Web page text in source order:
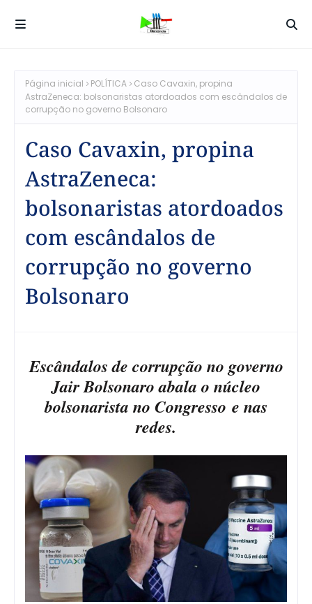
Página inicial POLÍTICA
Caso Cavaxin, propina
AstraZeneca: bolsonaristas atordoados com escândalos de
corrupção no governo Bolsonaro
Caso Cavaxin, propina
AstraZeneca:
bolsonaristas atordoados
com escândalos de
corrupção no governo
Bolsonaro
Escândalos de corrupção no governo
Jair Bolsonaro abala o núcleo
bolsonarista no Congresso e nas
redes.